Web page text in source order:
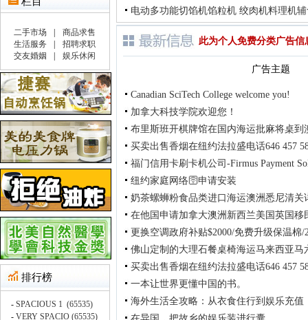
电动多功能切馅机馅粒机 绞肉机料理机
此为个人免费分类广告信
广告主题
Canadian SciTech College welcome you!
加拿大科技学院欢迎您！
布里斯班开棋牌馆在国内海运批麻将桌到
买卖出售香烟在纽约法拉盛电话646 457
福门信用卡刷卡机公司-Firmus Payment
纽约家庭网络🛜申请安装
奶茶螺蛳粉食品类进口海运澳洲悉尼清关
在他国申请加拿大澳洲新西兰美国英国移
更换空调政府补贴$2000/免费升级保温棉/
佛山定制的大理石餐桌椅海运马来西亚马
买卖出售香烟在纽约法拉盛电话646 457
一本让世界更懂中国的书。
海外生活全攻略：从衣食住行到娱乐充值